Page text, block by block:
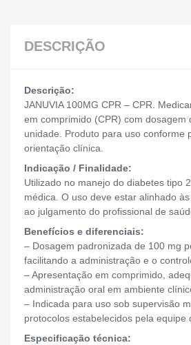
DESCRIÇÃO
Descrição:
JANUVIA 100MG CPR – CPR.
em comprimido (CPR) com dosagem
unidade. Produto para uso conforme
orientação clínica.
Indicação / Finalidade:
Utilizado no manejo do diabetes tipo
médica. O uso deve estar alinhado
ao julgamento do profissional de
Benefícios e diferenciais:
– Dosagem padronizada de 100 mg
facilitando a administração e o
– Apresentação em comprimido,
administração oral em ambiente
– Indicada para uso sob supervisão
protocolos estabelecidos pela equipe
Especificação técnica: